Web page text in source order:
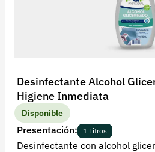
Desinfectante Alcohol
Higiene Inmediata
Disponible
Presentación: 1 Litros
Desinfectante con alcohol
Recuperar contraseña
Contacto
Soporte
+57 323 2931928